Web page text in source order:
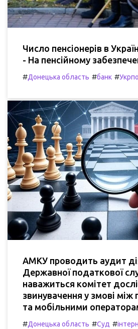
Число пенсіонерів в
- На пенсійному
#Донецька область #банк #
АМКУ проводить аудит
Державної податкової
наважиться комітет
звинувачення у змові між
та мобільними
#Донецька область #Суд #